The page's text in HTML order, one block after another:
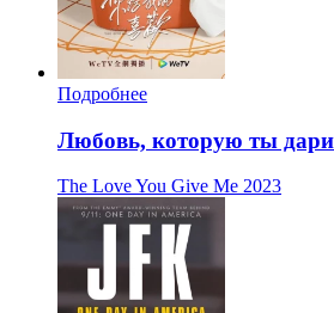
Подробнее
Любовь, которую ты
The Love You Give Me 2023